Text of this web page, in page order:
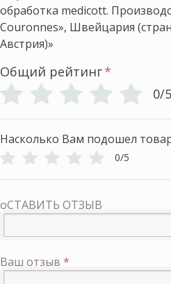
обработка medicott.
Couronnes», Швейцария
Австрия)»
Общий рейтинг*
0/5
Насколько Вам подошел
0/5
оСТАВИТЬ ОТЗЫВ
Ваш отзыв *